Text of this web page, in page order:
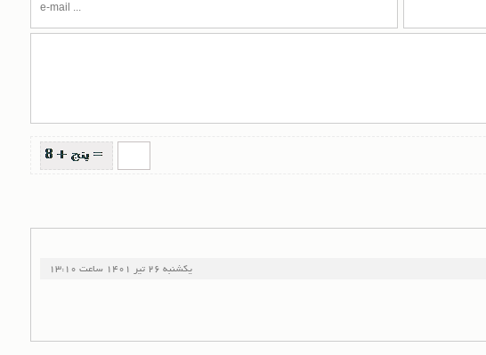
یکشنبه 26 تیر 1401 ساعت 13:10